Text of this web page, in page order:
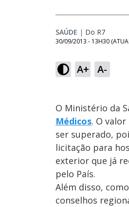
SAÚDE | Do R7
30/09/2013 - 13H30
A+ A-
O Ministério da
Médicos. O
ser superado,
licitação para
exterior que já
pelo País.
Além disso,
conselhos